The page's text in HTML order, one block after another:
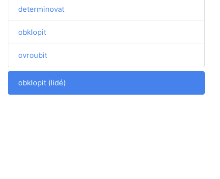
determinovat
obklopit
ovroubit
obklopit (lidé)